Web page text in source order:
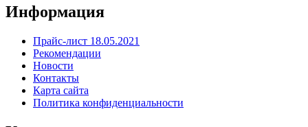
Информация
Прайс-лист 18.05.2021
Рекомендации
Новости
Контакты
Карта сайта
Политика конфиденциальности